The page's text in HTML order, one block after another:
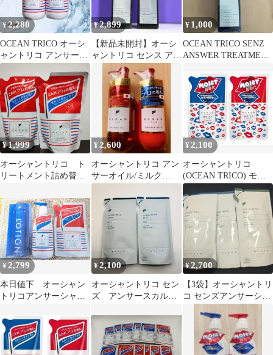
¥2,280
OCEAN TRICO オーシ
ャントリコ アンサーシ
ャンプー トリートメン
ト
¥2,899
【新品未開封】オーシ
ャントリコ センス アン
サーシャンプー スカル
プ 2本セット
¥ 1,000
OCEAN TRICO SENZ
ANSWER TREATMENT
¥1,999
オーシャントリコ ト
リートメント詰め替
¥ 2,600
オーシャントリコ アン
サーオイル/ミルク
120ml 2本セット
¥ 2,100
オーシャントリコ
(OCEAN TRICO) モイ
ストアンサー シャンプ
ー トリートメント セッ
ト 各400ml (シャンプ
ー・トリートメント詰
替セット)
¥ 2,799
本日値下 オーシャン
トリコアンサーシャン
キンローション
¥2,100
オーシャントリコ セン
ズ アンサースカルプ
トリートメント 詰め替
えセット
¥2,700
【3袋】オーシャントリ
コ センズアンサーシャ
ートメント